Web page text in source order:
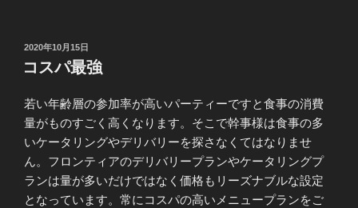
投
稿
日:
2020年10月15日
コスパ最強
若い年齢層の参加率が高いパーティーですと食事の消費
量がものすごく高くなります。そこで幹事様は食事の多
いケータリングやデリバリーを探さなくてはなりませ
ん。フロンティアのデリバリープランやケータリングプ
ランは量が多いだけではなく価格もリーズナブルな設定
となっています。常にコスパの高いメニュープランをご